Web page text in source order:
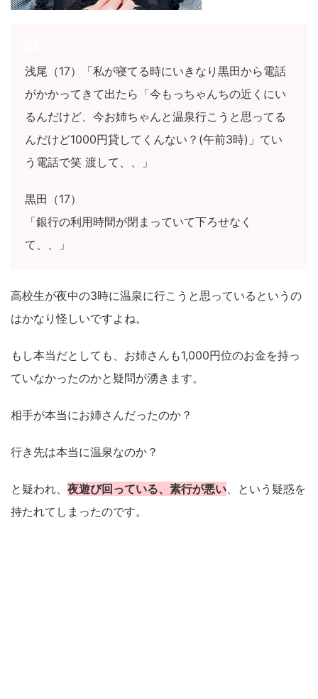
浅尾（17）「私が寝てる時にいきなり黒田から電話
がかかってきて出たら「今もっちゃんちの近くにい
るんだけど、今お姉ちゃんと温泉行こうと思ってる
んだけど1000円貸してくんない？(午前3時)」てい
う電話で笑 渡して、、」
黒田（17）
「銀行の利用時間が閉まっていて下ろせなく
て、、」
高校生が夜中の3時に温泉に行こうと思っているというの
はかなり怪しいですよね。
もし本当だとしても、お姉さんも1,000円位のお金を持っ
ていなかったのかと疑問が湧きます。
相手が本当にお姉さんだったのか？
行き先は本当に温泉なのか？
と疑われ、 夜遊び回っている、素行が悪い、という疑惑を
持たれてしまったのです。